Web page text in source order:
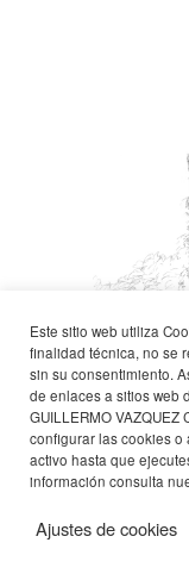
Este sitio web utiliza
finalidad técnica, no se
sin su consentimiento.
de enlaces a sitios web
GUILLERMO VAZQUEZ
configurar las cookies o
activo hasta que
información consulta
Ajustes de cookies